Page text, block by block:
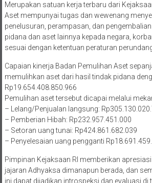
Merupakan satuan kerja terbaru dari
Aset mempunyai tugas dan wewenang
penelusuran, perampasan, dan
pidana dan aset lainnya kepada negara,
sesuai dengan ketentuan peraturan
Capaian kinerja Badan Pemulihan Aset
memulihkan aset dari hasil tindak pidana
Rp19.654.408.850.966
Pemulihan aset tersebut dicapai melalui
– Lelang/Penjualan langsung:
– Pemberian Hibah: Rp232.957.451.000
– Setoran uang tunai: Rp424.861.682.039
– Penyelesaian uang pengganti
Pimpinan Kejaksaan RI memberikan
jajaran Adhyaksa dimanapun berada, dan
ini dapat dijadikan introspeksi dan evaluasi di